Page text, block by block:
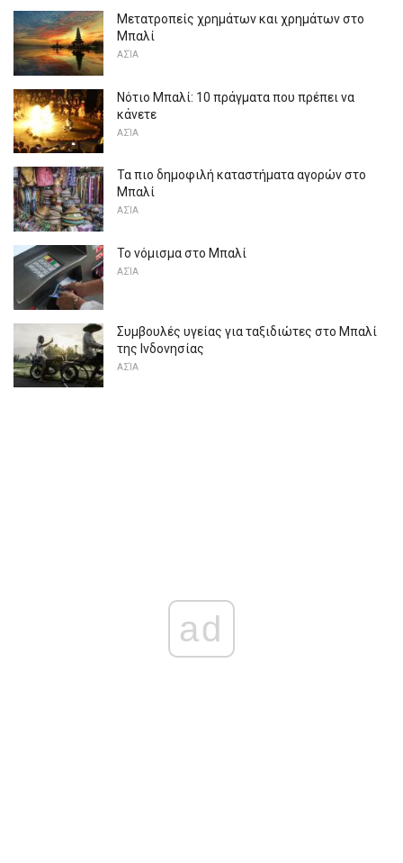
Μετατροπείς χρημάτων και χρημάτων στο
Μπαλί
ΑΣΊΑ
Νότιο Μπαλί: 10 πράγματα που πρέπει να
κάνετε
ΑΣΊΑ
Τα πιο δημοφιλή καταστήματα αγορών στο
Μπαλί
ΑΣΊΑ
Το νόμισμα στο Μπαλί
ΑΣΊΑ
Συμβουλές υγείας για ταξιδιώτες στο Μπαλί
της Ινδονησίας
ΑΣΊΑ
ad